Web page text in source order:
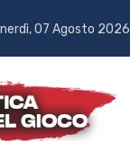
07 Agosto 2026